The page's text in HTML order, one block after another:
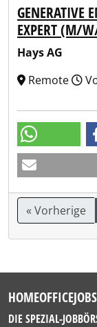
GENERATIVE
EXPERT (M/
Hays AG
Remote
« Vorherige
DIE SPEZIAL-